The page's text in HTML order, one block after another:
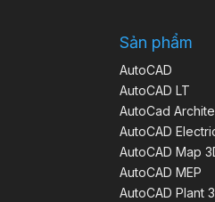
Sản phẩm
AutoCAD
AutoCAD LT
AutoCad
AutoCAD
AutoCAD Map
AutoCAD MEP
AutoCAD Plant